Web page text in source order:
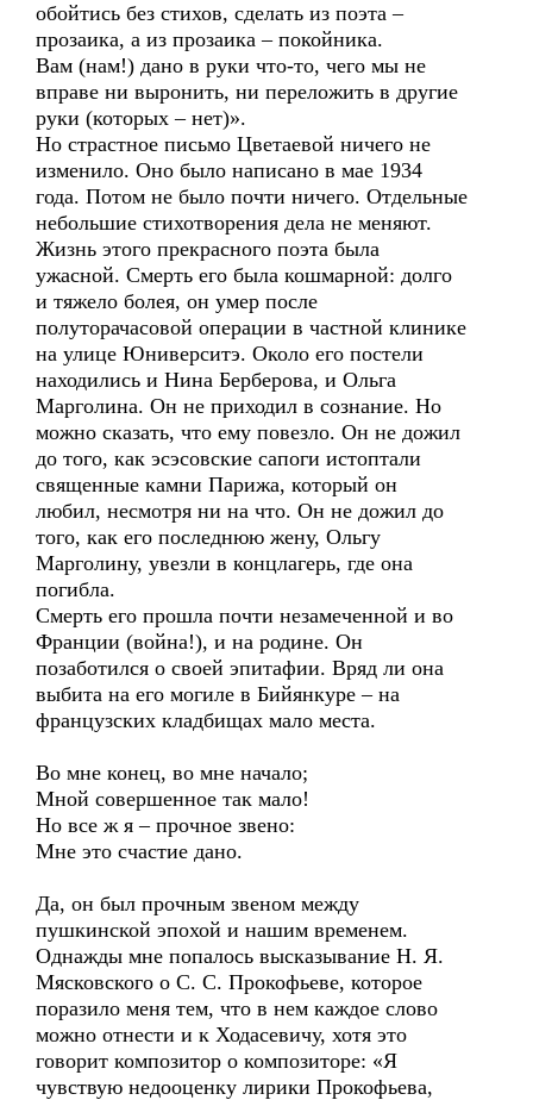
обойтись без стихов, сделать из поэта –
прозаика, а из прозаика – покойника.
Вам (нам!) дано в руки что-то, чего мы не
вправе ни выронить, ни переложить в другие
руки (которых – нет)».
Но страстное письмо Цветаевой ничего не
изменило. Оно было написано в мае 1934
года. Потом не было почти ничего. Отдельные
небольшие стихотворения дела не меняют.
Жизнь этого прекрасного поэта была
ужасной. Смерть его была кошмарной: долго
и тяжело болея, он умер после
полуторачасовой операции в частной клинике
на улице Юниверситэ. Около его постели
находились и Нина Берберова, и Ольга
Марголина. Он не приходил в сознание. Но
можно сказать, что ему повезло. Он не дожил
до того, как эсэсовские сапоги истоптали
священные камни Парижа, который он
любил, несмотря ни на что. Он не дожил до
того, как его последнюю жену, Ольгу
Марголину, увезли в концлагерь, где она
погибла.
Смерть его прошла почти незамеченной и во
Франции (война!), и на родине. Он
позаботился о своей эпитафии. Вряд ли она
выбита на его могиле в Бийянкуре – на
французских кладбищах мало места.
Во мне конец, во мне начало;
Мной совершенное так мало!
Но все ж я – прочное звено:
Мне это счастие дано.
Да, он был прочным звеном между
пушкинской эпохой и нашим временем.
Однажды мне попалось высказывание Н. Я.
Мясковского о С. С. Прокофьеве, которое
поразило меня тем, что в нем каждое слово
можно отнести и к Ходасевичу, хотя это
говорит композитор о композиторе: «Я
чувствую недооценку лирики Прокофьева,